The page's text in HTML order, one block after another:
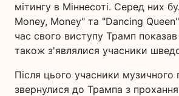
мітингу в Міннесоті. Серед них
Money, Money" та "Dancing
час свого виступу Трамп
також з'являлися учасники
Після цього учасники музичного
звернулися до Трампа з